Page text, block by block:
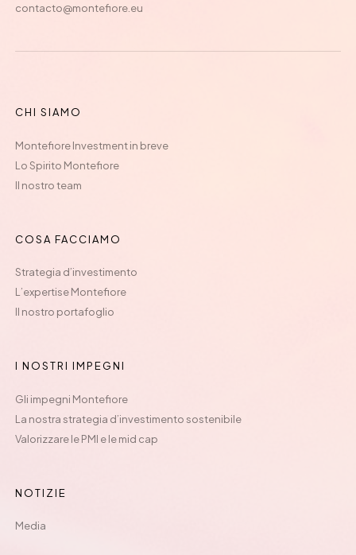
contacto@montefiore.eu
CHI SIAMO
Montefiore Investment in breve
Lo Spirito Montefiore
Il nostro team
COSA FACCIAMO
Strategia d’investimento
L’expertise Montefiore
Il nostro portafoglio
I NOSTRI IMPEGNI
Gli impegni Montefiore
La nostra strategia d’investimento sostenibile
Valorizzare le PMI e le mid cap
NOTIZIE
Media